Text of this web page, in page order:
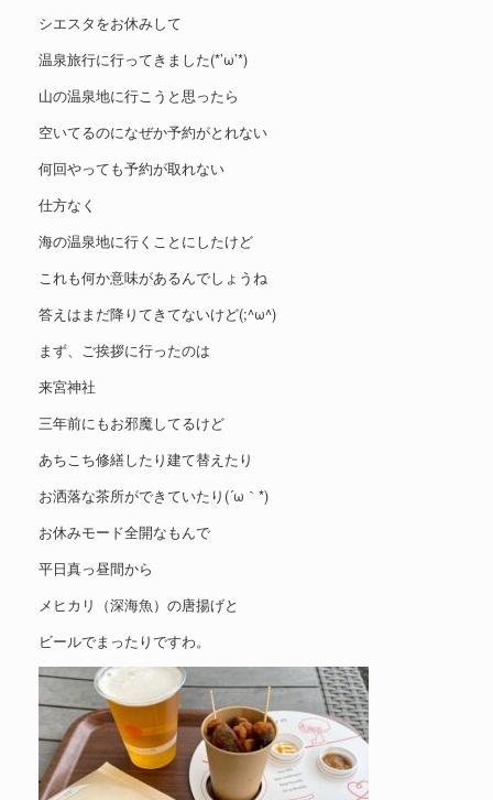
シエスタをお休みして
温泉旅行に行ってきました(*’ω’*)
山の温泉地に行こうと思ったら
空いてるのになぜか予約がとれない
何回やっても予約が取れない
仕方なく
海の温泉地に行くことにしたけど
これも何か意味があるんでしょうね
答えはまだ降りてきてないけど(;^ω^)
まず、ご挨拶に行ったのは
来宮神社
三年前にもお邪魔してるけど
あちこち修繕したり建て替えたり
お洒落な茶所ができていたり(´ω｀*)
お休みモード全開なもんで
平日真っ昼間から
メヒカリ（深海魚）の唐揚げと
ビールでまったりですわ。